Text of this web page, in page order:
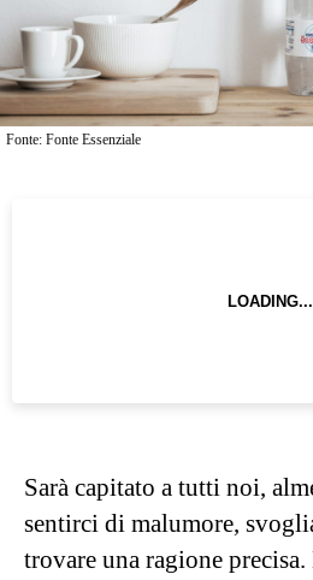
Fonte: Fonte Essenziale
Sarà capitato a tutti noi,
sentirci di malumore,
trovare una ragione